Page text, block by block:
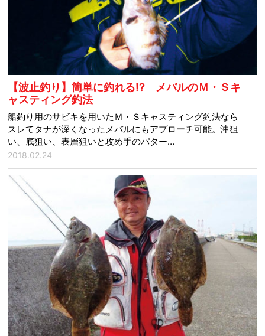
【波止釣り】簡単に釣れる!? メバルのＭ・Ｓキ
ャスティング釣法
船釣り用のサビキを用いたＭ・Ｓキャスティング釣法なら
スレてタナが深くなったメバルにもアプローチ可能。沖狙
い、底狙い、表層狙いと攻め手のパター…
2018.02.24